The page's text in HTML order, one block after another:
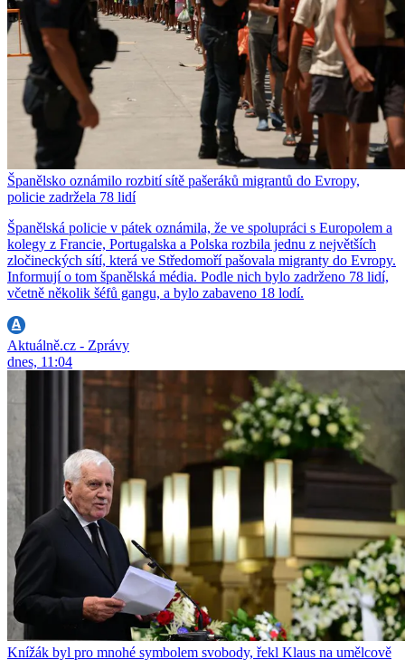
Španělsko oznámilo rozbití sítě pašeráků migrantů do Evropy,
policie zadržela 78 lidí
Španělská policie v pátek oznámila, že ve spolupráci s Europolem a
kolegy z Francie, Portugalska a Polska rozbila jednu z největších
zločineckých sítí, která ve Středomoří pašovala migranty do Evropy.
Informují o tom španělská média. Podle nich bylo zadrženo 78 lidí,
včetně několik šéfů gangu, a bylo zabaveno 18 lodí.
Aktuálně.cz - Zprávy
dnes, 11:04
Knížák byl pro mnohé symbolem svobody, řekl Klaus na umělcově